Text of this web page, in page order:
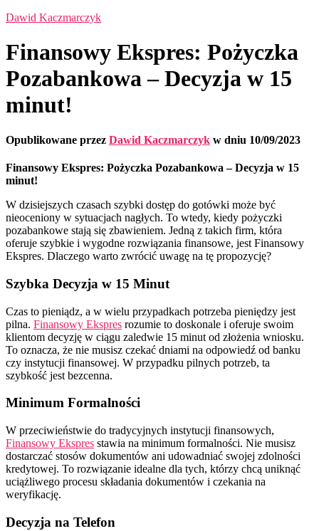
Dawid Kaczmarczyk
Finansowy Ekspres: Pożyczka
Pozabankowa – Decyzja w 15
minut!
Opublikowane przez Dawid Kaczmarczyk w dniu 10/09/2023
Finansowy Ekspres: Pożyczka Pozabankowa – Decyzja w 15
minut!
W dzisiejszych czasach szybki dostęp do gotówki może być
nieoceniony w sytuacjach nagłych. To wtedy, kiedy pożyczki
pozabankowe stają się zbawieniem. Jedną z takich firm, która
oferuje szybkie i wygodne rozwiązania finansowe, jest Finansowy
Ekspres. Dlaczego warto zwrócić uwagę na tę propozycję?
Szybka Decyzja w 15 Minut
Czas to pieniądz, a w wielu przypadkach potrzeba pieniędzy jest
pilna. Finansowy Ekspres rozumie to doskonale i oferuje swoim
klientom decyzję w ciągu zaledwie 15 minut od złożenia wniosku.
To oznacza, że nie musisz czekać dniami na odpowiedź od banku
czy instytucji finansowej. W przypadku pilnych potrzeb, ta
szybkość jest bezcenna.
Minimum Formalności
W przeciwieństwie do tradycyjnych instytucji finansowych,
Finansowy Ekspres stawia na minimum formalności. Nie musisz
dostarczać stosów dokumentów ani udowadniać swojej zdolności
kredytowej. To rozwiązanie idealne dla tych, którzy chcą uniknąć
uciążliwego procesu składania dokumentów i czekania na
weryfikację.
Decyzja na Telefon